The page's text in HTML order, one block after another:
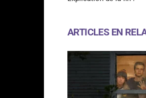
ARTICLES EN